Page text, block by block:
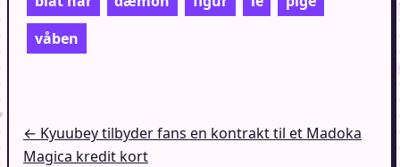
våben
Indlægsnavigation
← Kyuubey tilbyder fans en kontrakt til et Madoka
Magica kredit kort